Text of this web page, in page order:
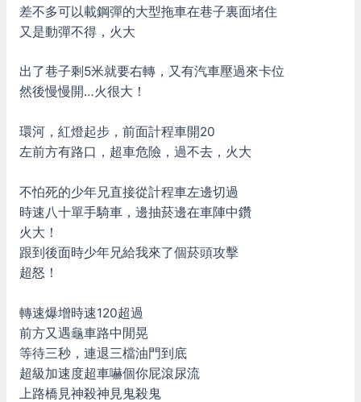
差不多可以載鋼彈的大型拖車在巷子裏面堵住
又是動彈不得，火大
出了巷子剩5米就要右轉，又有汽車壓過來卡位
然後慢慢開…火很大！
環河，紅燈起步，前面計程車開20
左前方有路口，超車危險，過不去，火大
不怕死的少年兄直接從計程車左邊切過
時速八十單手騎車，邊抽菸邊在車陣中鑽
火大！
跟到後面時少年兄給我來了個菸頭攻擊
超怒！
轉速爆增時速120超過
前方又遇龜車路中閒晃
等待三秒，連退三檔油門到底
超級加速度超車嚇個你屁滾尿流
上路橋見神殺神見鬼殺鬼